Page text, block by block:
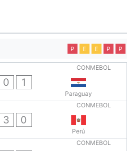
P E E P P
CONMEBOL
0 1
Paraguay
CONMEBOL
3 0
Perú
CONMEBOL